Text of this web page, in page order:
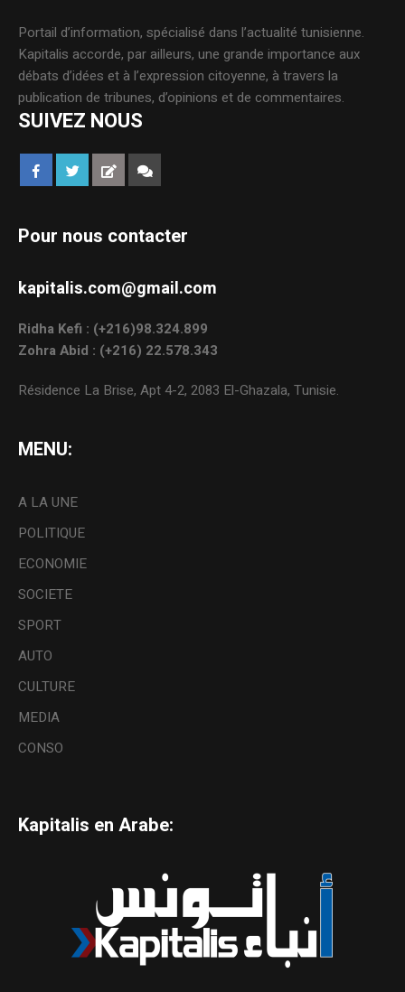
Portail d’information, spécialisé dans l’actualité tunisienne.
Kapitalis accorde, par ailleurs, une grande importance aux
débats d’idées et à l’expression citoyenne, à travers la
publication de tribunes, d’opinions et de commentaires.
SUIVEZ NOUS
Pour nous contacter
kapitalis.com@gmail.com
Ridha Kefi : (+216)98.324.899
Zohra Abid : (+216) 22.578.343
Résidence La Brise, Apt 4-2, 2083 El-Ghazala, Tunisie.
MENU:
A LA UNE
POLITIQUE
ECONOMIE
SOCIETE
SPORT
AUTO
CULTURE
MEDIA
CONSO
Kapitalis en Arabe: